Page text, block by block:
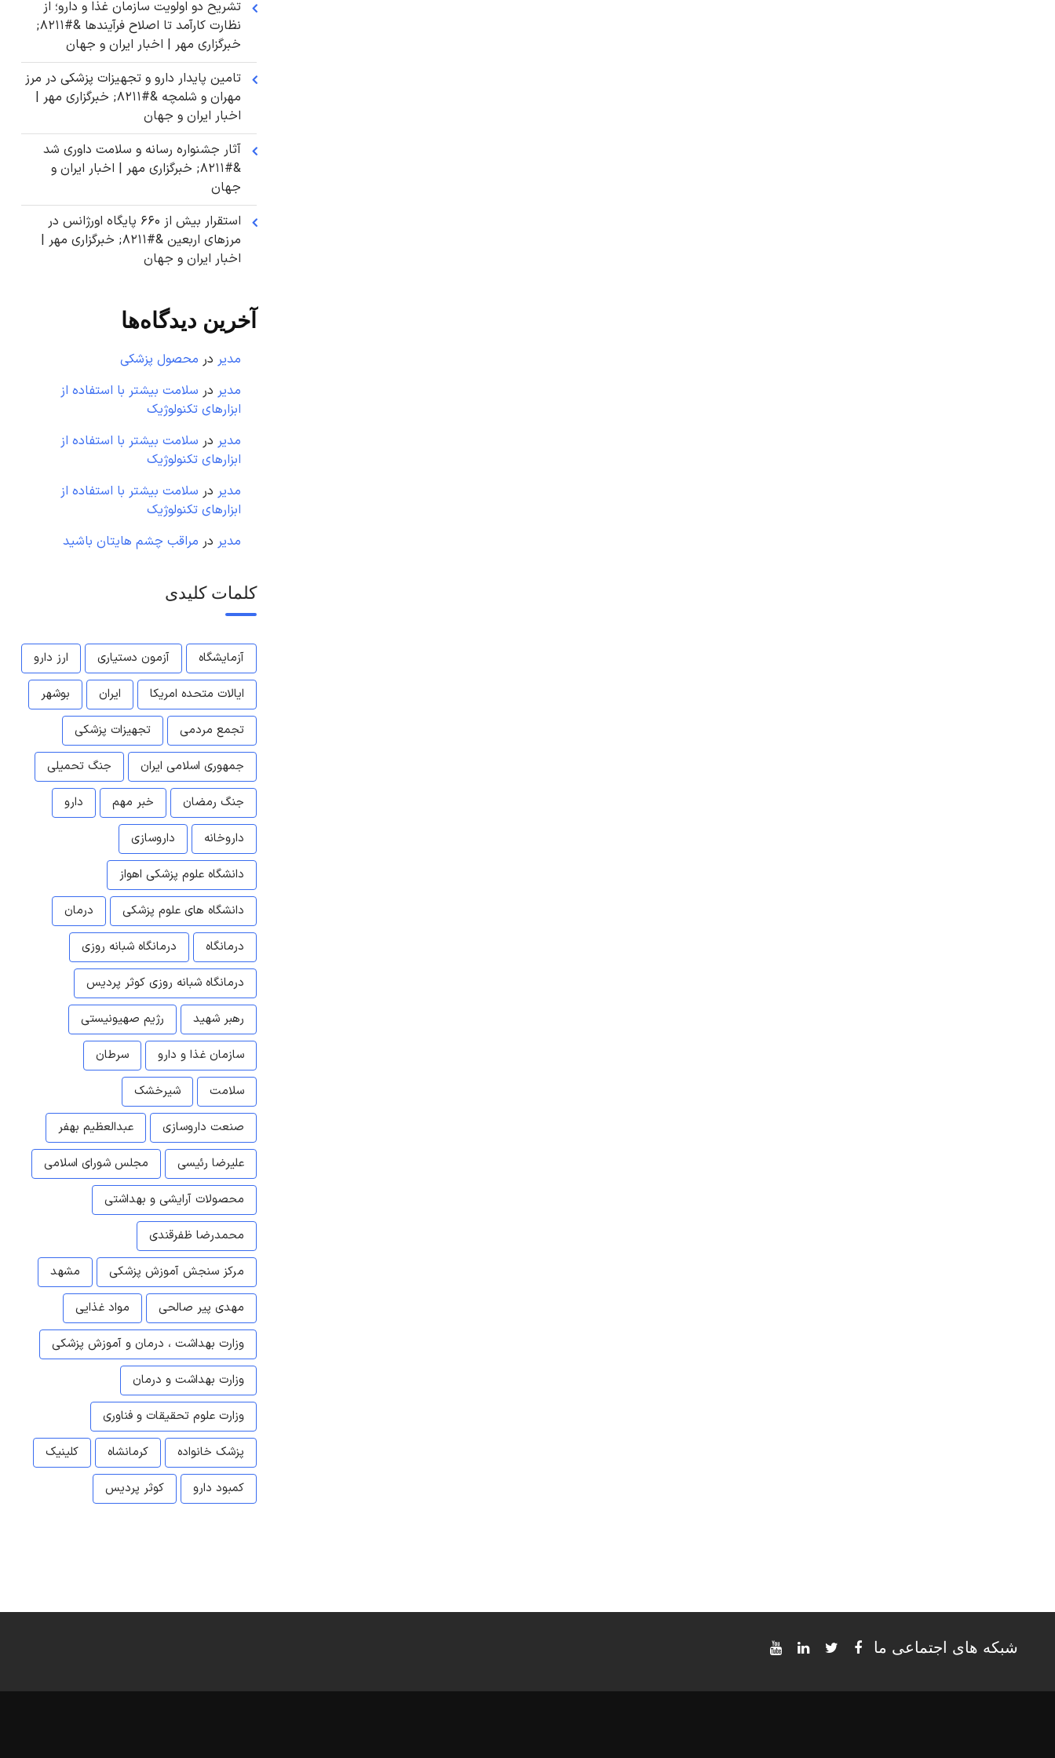
تشریح دو اولویت سازمان غذا و دارو؛ از
نظارت کارآمد تا اصلاح فرآیندها &#۸۲۱۱;
خبرگزاری مهر | اخبار ایران و جهان
تامین پایدار دارو و تجهیزات پزشکی در مرز
مهران و شلمچه &#۸۲۱۱; خبرگزاری مهر |
اخبار ایران و جهان
آثار جشنواره رسانه و سلامت داوری شد
&#۸۲۱۱; خبرگزاری مهر | اخبار ایران و
جهان
استقرار بیش از ۶۶۰ پایگاه اورژانس در
مرزهای اربعین &#۸۲۱۱; خبرگزاری مهر |
اخبار ایران و جهان
آخرین دیدگاه‌ها
مدیر در محصول پزشکی
مدیر در سلامت بیشتر با استفاده از
ابزارهای تکنولوژیک
مدیر در سلامت بیشتر با استفاده از
ابزارهای تکنولوژیک
مدیر در سلامت بیشتر با استفاده از
ابزارهای تکنولوژیک
مدیر در مراقب چشم هایتان باشید
کلمات کلیدی
آزمایشگاه آزمون دستیاری
ارز دارو
ایالات متحده امریکا
ایران
بوشهر
تجمع مردمی
تجهیزات پزشکی
جمهوری اسلامی ایران
جنگ تحمیلی
جنگ رمضان
خبر مهم
دارو
داروخانه
داروسازی
دانشگاه علوم پزشکی اهواز
دانشگاه های علوم پزشکی
درمان
درمانگاه
درمانگاه شبانه روزی
درمانگاه شبانه روزی کوثر پردیس
رهبر شهید
رژیم صهیونیستی
سازمان غذا و دارو
سرطان
سلامت
شیرخشک
صنعت داروسازی
عبدالعظیم بهفر
علیرضا رئیسی
مجلس شورای اسلامی
محصولات آرایشی و بهداشتی
محمدرضا ظفرقندی
مرکز سنجش آموزش پزشکی
مشهد
مهدی پیر صالحی
مواد غذایی
وزارت بهداشت ، درمان و آموزش پزشکی
وزارت بهداشت و درمان
وزارت علوم تحقیقات و فناوری
پزشک خانواده
کرمانشاه
کلینیک
کمبود دارو
کوثر پردیس
شبکه های اجتماعی ما